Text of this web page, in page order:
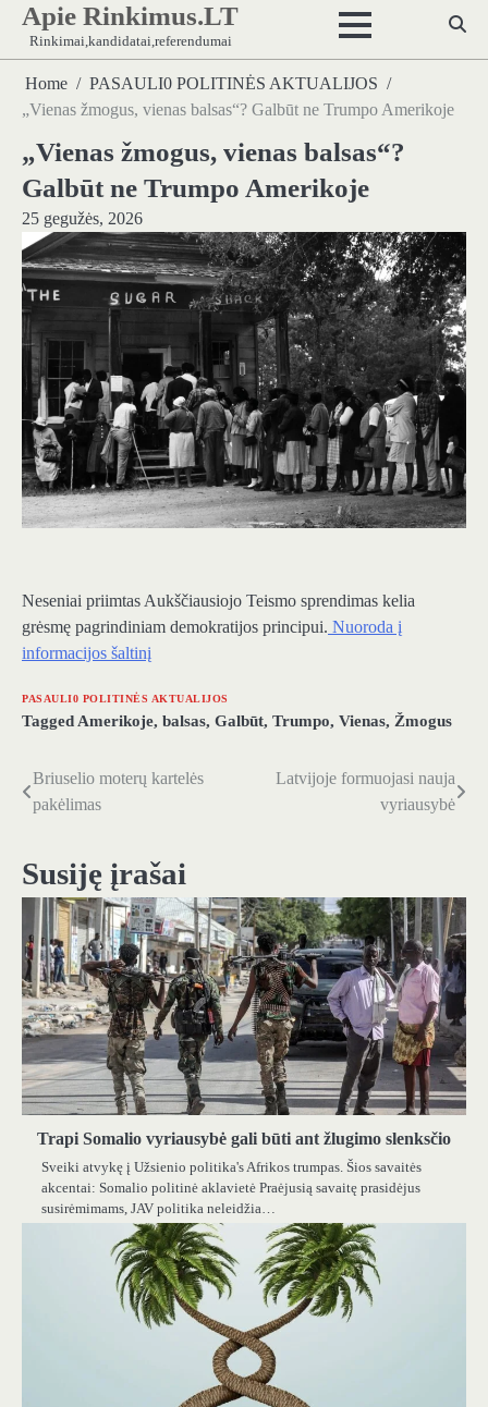
Skip
content
Apie Rinkimus.LT
Rinkimai,kandidatai,referendumai
Home
PASAULI0 POLITINĖS AKTUALIJOS
„Vienas žmogus, vienas balsas“? Galbūt ne Trumpo Amerikoje
„Vienas žmogus, vienas balsas“?
Galbūt ne Trumpo Amerikoje
25 gegužės, 2026
Neseniai priimtas Aukščiausiojo Teismo sprendimas kelia
grėsmę pagrindiniam demokratijos principui. Nuoroda į
informacijos šaltinį
PASAULI0 POLITINĖS AKTUALIJOS
Tagged Amerikoje, balsas, Galbūt, Trumpo, Vienas, Žmogus
Navigacija
tarp
įrašų
Briuselio moterų kartelės
pakėlimas
Latvijoje formuojasi nauja
vyriausybė
Susiję įrašai
Trapi Somalio vyriausybė gali būti ant žlugimo slenksčio
Sveiki atvykę į Užsienio politika's Afrikos trumpas. Šios savaitės
akcentai: Somalio politinė aklavietė Praėjusią savaitę prasidėjus
susirėmimams, JAV politika neleidžia…